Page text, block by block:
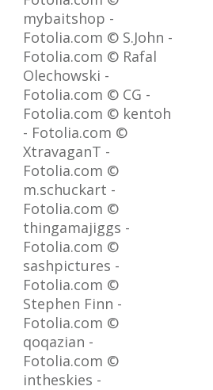
mybaitshop -
Fotolia.com © S.John -
Fotolia.com © Rafal
Olechowski -
Fotolia.com © CG -
Fotolia.com © kentoh
- Fotolia.com ©
XtravaganT -
Fotolia.com ©
m.schuckart -
Fotolia.com ©
thingamajiggs -
Fotolia.com ©
sashpictures -
Fotolia.com ©
Stephen Finn -
Fotolia.com ©
qoqazian -
Fotolia.com ©
intheskies -